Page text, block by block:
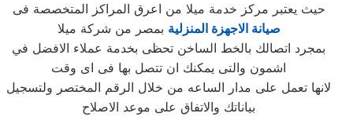
حيث يعتبر مركز خدمة ميلا من اعرق المراكز المتخصصة فى
صيانة الاجهزة المنزلية بمصر من شركة ميلا
بمجرد اتصالك بالخط الساخن تحظى بخدمة عملاء الافضل في
اشمون والتى يمكنك ان تتصل بها فى اى وقت
لانها تعمل على مدار الساعه من خلال الرقم المختصر ولتسجيل
بياناتك والاتفاق على موعد الاصلاح